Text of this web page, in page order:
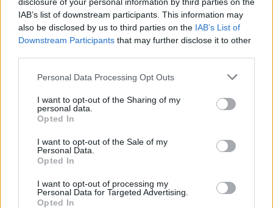
IAB’s list of downstream participants. This information may
also be disclosed by us to third parties on the IAB’s List of
Downstream Participants that may further disclose it to other
Personal Data Processing Opt Outs
I want to opt-out of the Sharing of my
personal data.
Opted In
I want to opt-out of the Sale of my
Personal Data.
Opted In
I want to opt-out of processing my
Personal Data for Targeted Advertising.
Opted In
Attica Roots Festival: Εννέα συναυλίες, δεκάδες
χιλιάδες θεατές, ένας νέος πολιτιστικός χάρτης
06.08.2026 - 20.03